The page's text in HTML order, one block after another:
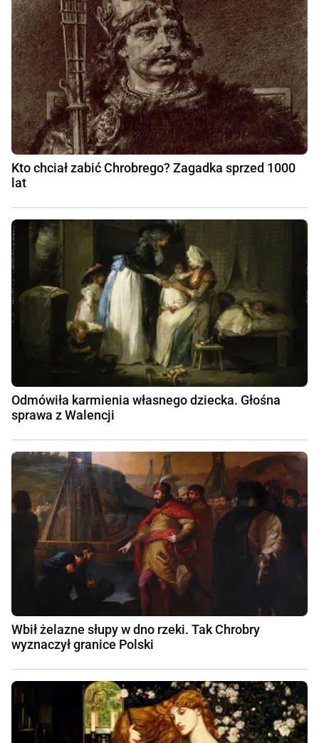
Kto chciał zabić Chrobrego? Zagadka sprzed 1000
lat
Odmówiła karmienia własnego dziecka. Głośna
sprawa z Walencji
Wbił żelazne słupy w dno rzeki. Tak Chrobry
wyznaczył granice Polski